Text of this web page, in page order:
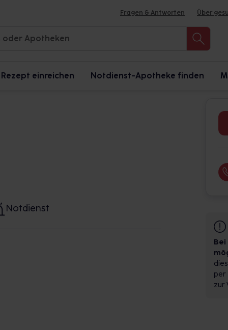
Fragen & Antworten Über
Rezept einreichen Notdienst-Apotheke finden
Notdienst
per
zur